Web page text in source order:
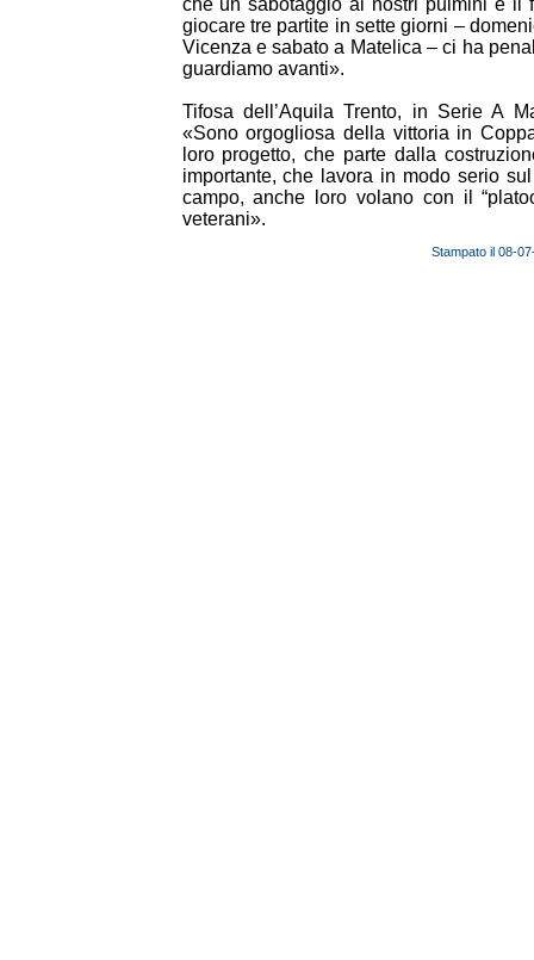
che un sabotaggio ai nostri pulmini e il
giocare tre partite in sette giorni –
Vicenza e sabato a Matelica – ci ha
guardiamo avanti».
Tifosa dell’Aquila Trento, in Serie A
«Sono orgogliosa della vittoria in
loro progetto, che parte dalla
importante, che lavora in modo serio
campo, anche loro volano con il
veterani».
Stampato il 08-